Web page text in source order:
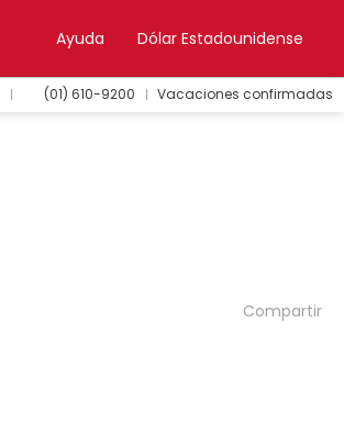
Ayuda Dólar Estadounidense
(01) 610-9200 Vacaciones confirmadas
Compartir